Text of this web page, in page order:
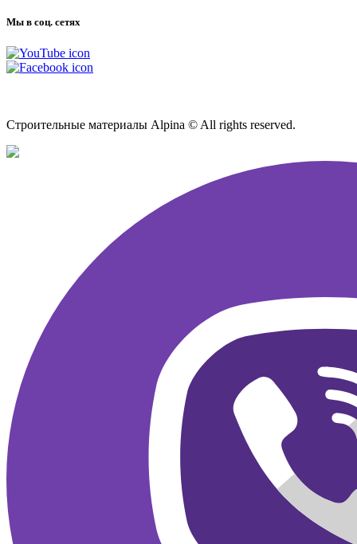
Мы в соц. сетях
Строительные материалы Alpina © All rights reserved.